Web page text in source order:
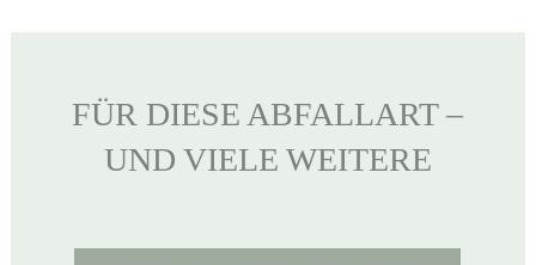
FÜR DIESE ABFALLART –
UND VIELE WEITERE